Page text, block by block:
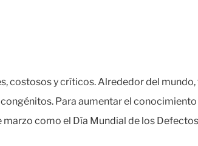
costosos y críticos. Alrededor del
Para aumentar el
marzo como el Día Mundial de los